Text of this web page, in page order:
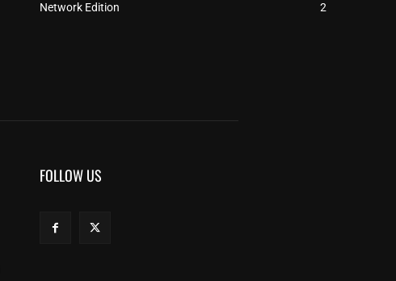
Network Edition
2
FOLLOW US